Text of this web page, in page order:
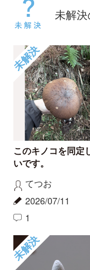
名前を教えて頂けると
幸いです
caesaru
2026/04/05
1
未解決
です。同定をお願いし
ます。
mitsuru.w